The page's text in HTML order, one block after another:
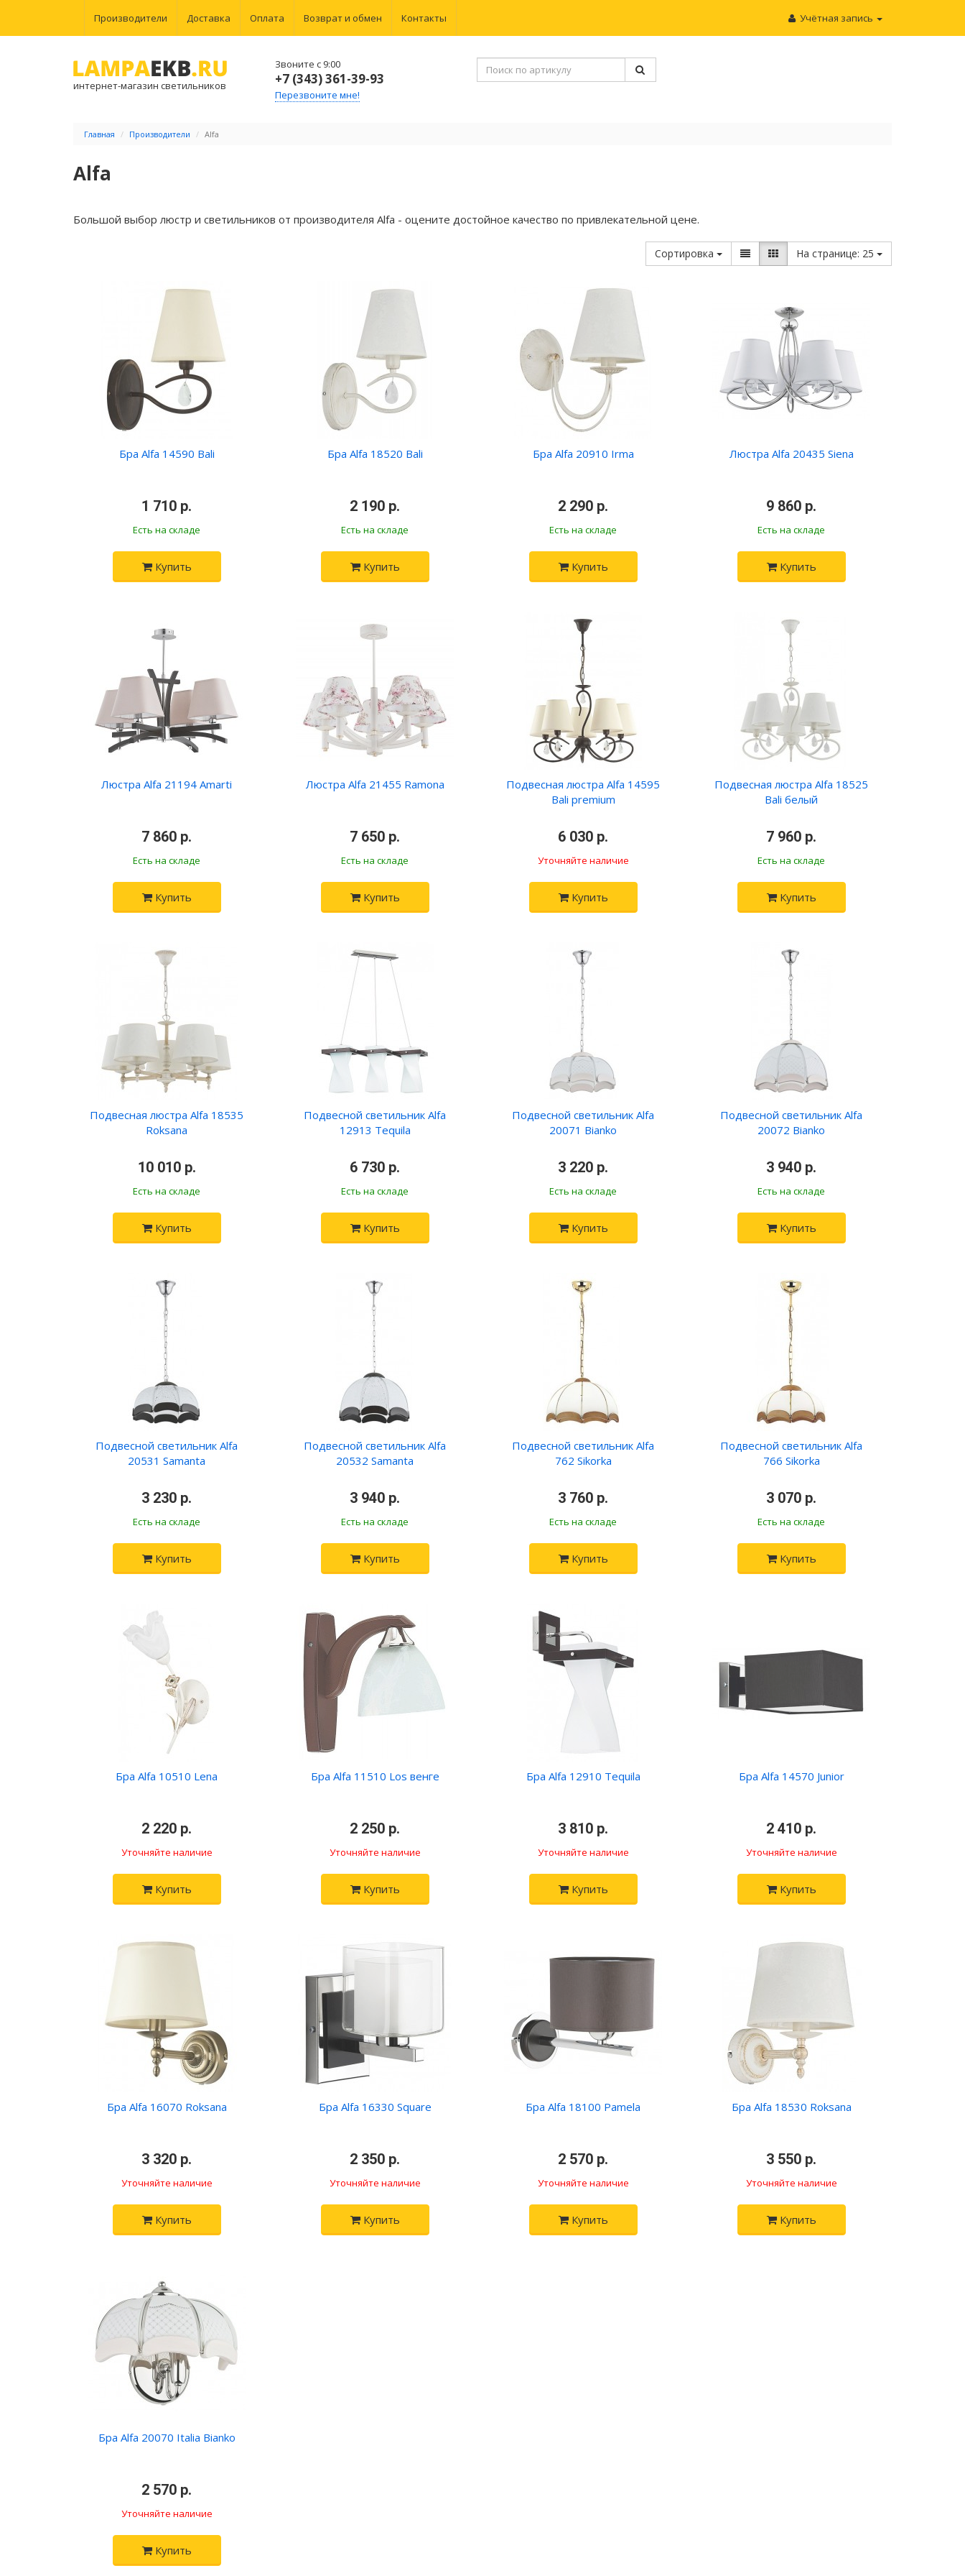
Производители Доставка Оплата Возврат и обмен Контакты Учётная запись
интернет-магазин светильников
Звоните с 9:00
+7 (343) 361-39-93
Перезвоните мне!
Главная Производители Alfa
Alfa
Большой выбор люстр и светильников от производителя Alfa - оцените достойное качество по привлекательной цене.
Сортировка На странице: 25
Бра Alfa 14590 Bali
1 710 р.
Есть на складе
Купить
Бра Alfa 18520 Bali
2 190 р.
Есть на складе
Купить
Бра Alfa 20910 Irma
2 290 р.
Есть на складе
Купить
Люстра Alfa 20435 Siena
9 860 р.
Есть на складе
Купить
Люстра Alfa 21194 Amarti
7 860 р.
Есть на складе
Купить
Люстра Alfa 21455 Ramona
7 650 р.
Есть на складе
Купить
Подвесная люстра Alfa 14595
Bali premium
6 030 р.
Уточняйте наличие
Купить
Подвесная люстра Alfa 18525
Bali белый
7 960 р.
Есть на складе
Купить
Подвесная люстра Alfa 18535
Roksana
10 010 р.
Есть на складе
Купить
Подвесной светильник Alfa
12913 Tequila
6 730 р.
Есть на складе
Купить
Подвесной светильник Alfa
20071 Bianko
3 220 р.
Есть на складе
Купить
Подвесной светильник Alfa
20072 Bianko
3 940 р.
Есть на складе
Купить
Подвесной светильник Alfa
20531 Samanta
3 230 р.
Есть на складе
Купить
Подвесной светильник Alfa
20532 Samanta
3 940 р.
Есть на складе
Купить
Подвесной светильник Alfa
762 Sikorka
3 760 р.
Есть на складе
Купить
Подвесной светильник Alfa
766 Sikorka
3 070 р.
Есть на складе
Купить
Бра Alfa 10510 Lena
2 220 р.
Уточняйте наличие
Купить
Бра Alfa 11510 Los венге
2 250 р.
Уточняйте наличие
Купить
Бра Alfa 12910 Tequila
3 810 р.
Уточняйте наличие
Купить
Бра Alfa 14570 Junior
2 410 р.
Уточняйте наличие
Купить
Бра Alfa 16070 Roksana
3 320 р.
Уточняйте наличие
Купить
Бра Alfa 16330 Square
2 350 р.
Уточняйте наличие
Купить
Бра Alfa 18100 Pamela
2 570 р.
Уточняйте наличие
Купить
Бра Alfa 18530 Roksana
3 550 р.
Уточняйте наличие
Купить
Бра Alfa 20070 Italia Bianko
2 570 р.
Уточняйте наличие
Купить